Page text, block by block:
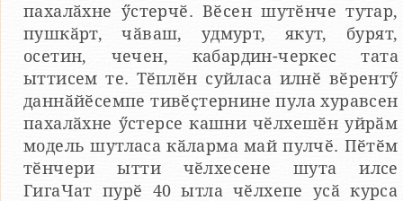
пахалӑхне ӳстерчӗ. Вӗсен шутӗнче тутар,
пушкӑрт, чӑваш, удмурт, якут, бурят,
осетин, чечен, кабардин-черкес тата
ыттисем те. Тӗплӗн суйласа илнӗ вӗрентӳ
даннӑйӗсемпе тивӗҫтернине пула хуравсен
пахалӑхне ӳстерсе кашни чӗлхешӗн уйрӑм
модель шутласа кӑларма май пулчӗ. Пӗтӗм
тӗнчери ытти чӗлхесене шута илсе
ГигаЧат пурӗ 40 ытла чӗлхепе усӑ курса